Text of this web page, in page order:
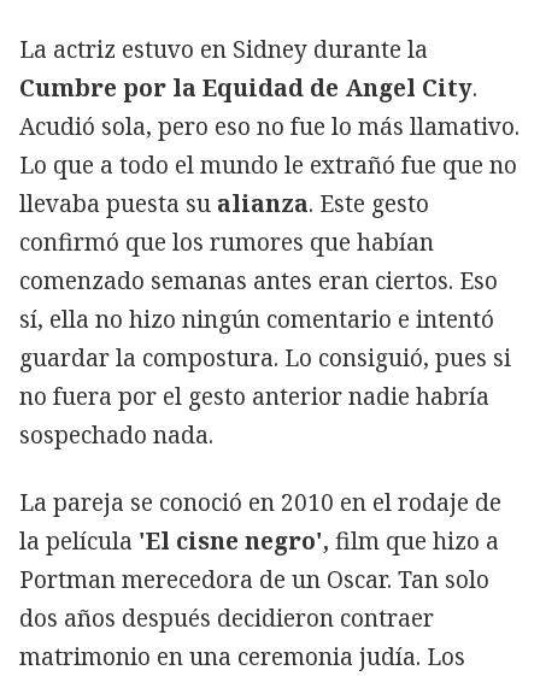
La actriz estuvo en Sidney durante la
Cumbre por la Equidad de Angel City.
Acudió sola, pero eso no fue lo más llamativo.
Lo que a todo el mundo le extrañó fue que no
llevaba puesta su alianza. Este gesto
confirmó que los rumores que habían
comenzado semanas antes eran ciertos. Eso
sí, ella no hizo ningún comentario e intentó
guardar la compostura. Lo consiguió, pues si
no fuera por el gesto anterior nadie habría
sospechado nada.
La pareja se conoció en 2010 en el rodaje de
la película 'El cisne negro', film que hizo a
Portman merecedora de un Oscar. Tan solo
dos años después decidieron contraer
matrimonio en una ceremonia judía. Los